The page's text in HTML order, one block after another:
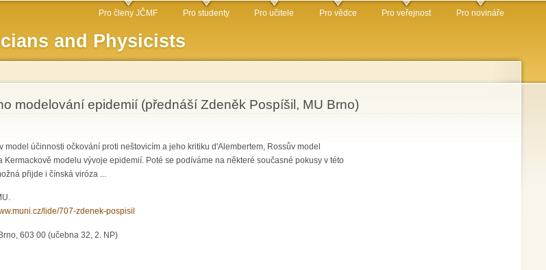
and Physicists
Pro členy JČMF Pro studenty Pro učitele Pro vědce Pro veřejnost Pro novináře
modelování epidemií (přednáší Zdeněk Pospíšil, MU Brno)
účinnosti očkování proti neštovicím a jeho kritiku d'Alembertem, Rossův model
modelu vývoje epidemií. Poté se podíváme na některé současné pokusy v této
přijde i čínská viróza ...
lide/707-zdenek-pospisil
603 00 (učebna 32, 2. NP)